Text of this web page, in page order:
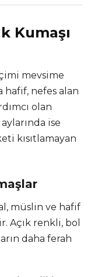
Kumaşı
mevsime
hafif, nefes alan
olan
ise
kısıtlamayan
müslin ve hafif
Açık renkli, bol
daha ferah